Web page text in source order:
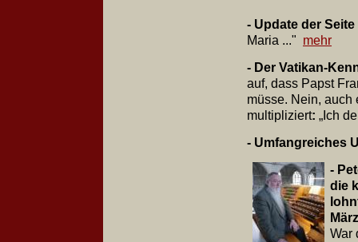
- Update der
Maria ..." mehr
- Der Vatikan-
auf, dass Papst
müsse. Nein, auch
multipliziert: „Ich
- Umfangreiches
-
die
War